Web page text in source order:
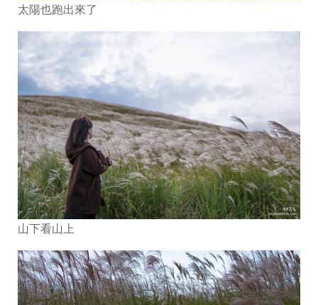
太陽也跑出來了
山下看山上